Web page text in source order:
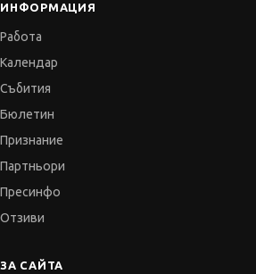
ИНФОРМАЦИЯ
Работа
Календар
Събития
Бюлетин
Признание
Партньори
Пресинфо
Отзиви
ЗА САЙТА